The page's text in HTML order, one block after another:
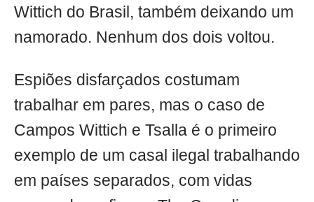
Wittich do Brasil, também deixando um
namorado. Nenhum dos dois voltou.
Espiões disfarçados costumam
trabalhar em pares, mas o caso de
Campos Wittich e Tsalla é o primeiro
exemplo de um casal ilegal trabalhando
em países separados, com vidas